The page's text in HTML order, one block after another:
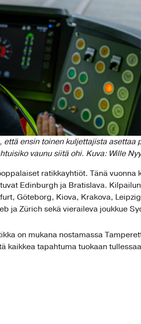
että ensin toinen kuljettajista
vaunu siitä ohi. Kuva: Wille
ratikkayhtiöt. Tänä vuonna
Edinburgh ja Bratislava.
Göteborg, Kiova, Krakova,
ja Zürich sekä vieraileva joukkue
on mukana nostamassa
kaikkea tapahtuma tuokaan